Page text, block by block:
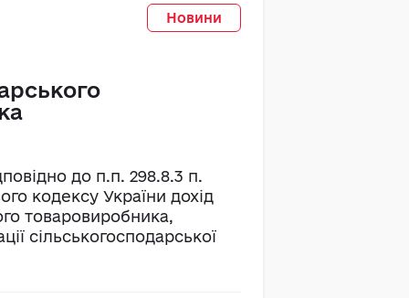
Новини
до п.п. 298.8.3 п.
кодексу України дохід
товаровиробника,
сільськогосподарської